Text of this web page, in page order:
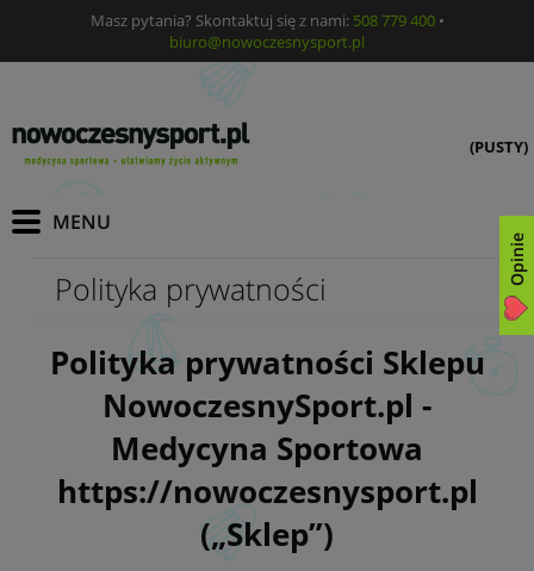
Masz pytania? Skontaktuj się z nami: 508 779 400•
biuro@nowoczesnysport.pl
(PUSTY)
Polityka prywatności
Polityka prywatności Sklepu
NowoczesnySport.pl -
Medycyna Sportowa
https://nowoczesnysport.pl
(„Sklep”)
Opinie